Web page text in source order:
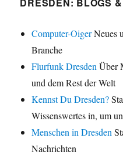
DRESDEN: BLOGS
Computer-OigerNeues
Branche
Flurfunk DresdenÜber
und dem Rest der Welt
Kennst Du Dresden?
Wissenswertes in, um
Menschen in Dresden
Nachrichten